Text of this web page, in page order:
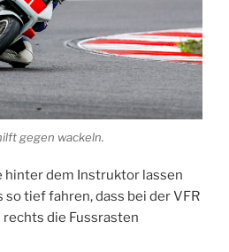
gegen wackeln.
hinter dem Instruktor lassen
tief fahren, dass bei der VFR
die Fussrasten